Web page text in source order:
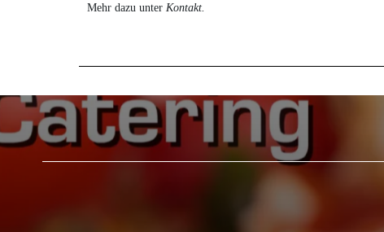
Mehr dazu unter Kontakt.